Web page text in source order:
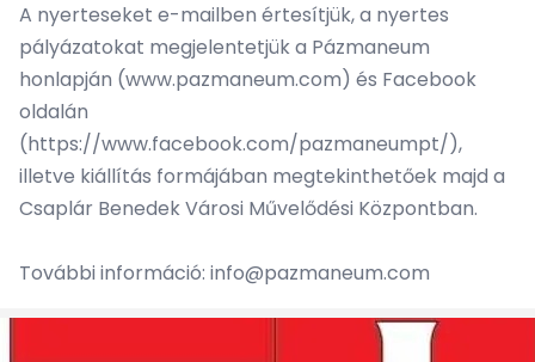
A nyerteseket e-mailben értesítjük, a nyertes
pályázatokat megjelentetjük a Pázmaneum
honlapján (www.pazmaneum.com) és Facebook
oldalán
(https://www.facebook.com/pazmaneumpt/),
illetve kiállítás formájában megtekinthetőek majd a
Csaplár Benedek Városi Művelődési Központban.
További információ: info@pazmaneum.com